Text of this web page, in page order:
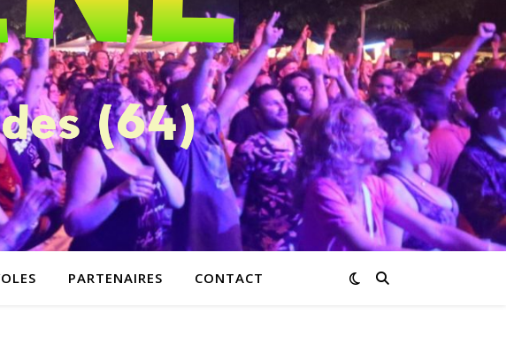
PARTENAIRES CONTACT